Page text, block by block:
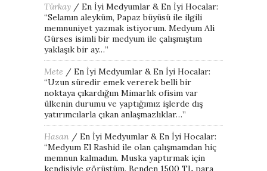
Türkay / En İyi Medyumlar & En İyi Hocalar:
“Selamın aleyküm, Papaz büyüsü ile ilgili
memnuniyet yazmak istiyorum. Medyum Ali
Gürses isimli bir medyum ile çalışmıştım
yaklaşık bir ay…”
Mete / En İyi Medyumlar & En İyi Hocalar:
“Uzun süredir emek vererek belli bir
noktaya çıkardığım Mimarlık ofisim var
ülkenin durumu ve yaptığımız işlerde dış
yatırımcılarla çıkan anlaşmazlıklar…”
Hasan / En İyi Medyumlar & En İyi Hocalar:
“Medyum El Rashid ile olan çalışmamdan hiç
memnun kalmadım. Muska yaptırmak için
kendisiyle görüştüm. Benden 1500 TL para